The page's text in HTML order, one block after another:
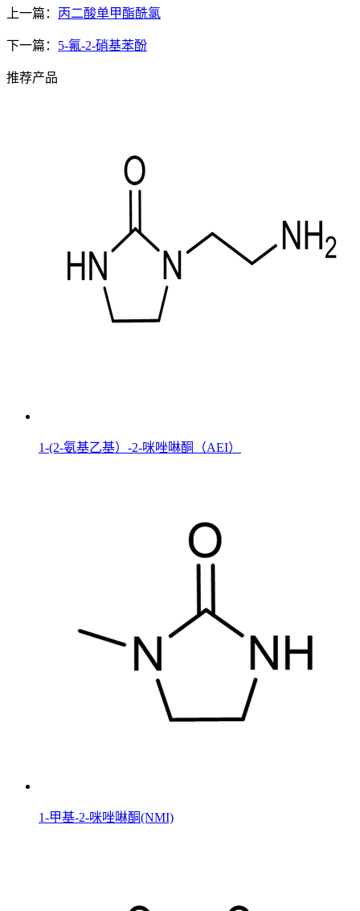
上一篇： 丙二酸单甲酯酰氯
下一篇： 5-氟-2-硝基苯酚
推荐产品
1-(2-氨基乙基）-2-咪唑啉酮（AEI）
1-甲基-2-咪唑啉酮(NMI)